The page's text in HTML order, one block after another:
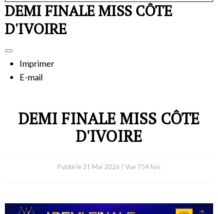
DEMI FINALE MISS CÔTE
D'IVOIRE
Imprimer
E-mail
DEMI FINALE MISS CÔTE
D'IVOIRE
Publié le 21 Mai 2026 Vue 754 fois